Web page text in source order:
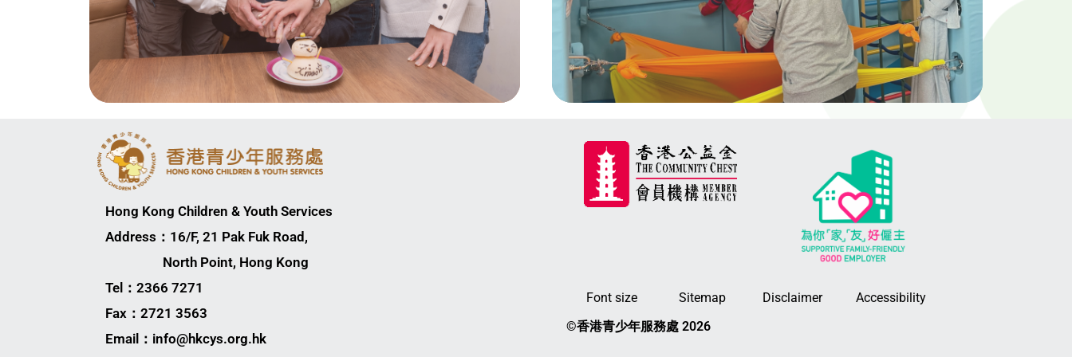
Hong Kong Children & Youth Services
Address：16/F, 21 Pak Fuk Road,
North Point, Hong Kong
Tel：2366 7271
Fax：2721 3563
Email：info@hkcys.org.hk
Font size Sitemap Disclaimer
Accessibility
©香港青少年服務處 2026